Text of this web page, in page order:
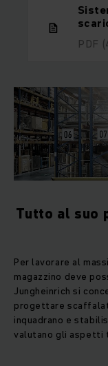
PDF
Tutto al suo
Per lavorare al
magazzino deve
Jungheinrich si
progettare
inquadrano e
valutano gli aspetti